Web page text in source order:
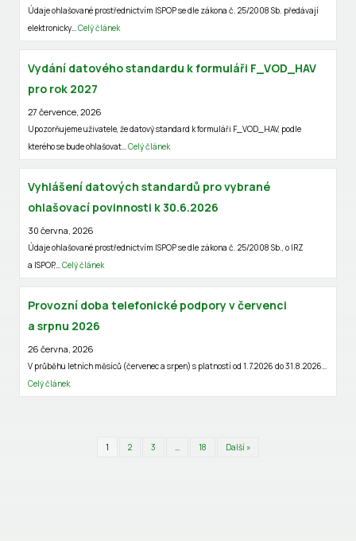
Údaje ohlašované prostřednictvím ISPOP se dle zákona č. 25/2008 Sb. předávají
elektronicky…Celý článek
Vydání datového standardu k formuláři F_VOD_HAV
pro rok 2027
27 července, 2026
Upozorňujeme uživatele, že datový standard k formuláři F_VOD_HAV, podle
kterého se bude ohlašovat…Celý článek
Vyhlášení datových standardů pro vybrané
ohlašovací povinnosti k 30.6.2026
30 června, 2026
Údaje ohlašované prostřednictvím ISPOP se dle zákona č. 25/2008 Sb., o IRZ
a ISPOP,…Celý článek
Provozní doba telefonické podpory v červenci
a srpnu 2026
26 června, 2026
V průběhu letních měsíců (červenec a srpen) s platností od 1.7.2026 do 31.8.2026…
Celý článek
1 2 3 … 18 Další »